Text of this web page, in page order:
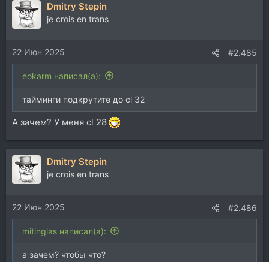
Dmitry Stepin
je crois en trans
22 Июн 2025 #2.485
eokarm написал(а):
тайминги подкрутите до cl 32
А зачем? У меня cl 28
Dmitry Stepin
je crois en trans
22 Июн 2025 #2.486
mitinglas написал(а):
а зачем? чтобы что?